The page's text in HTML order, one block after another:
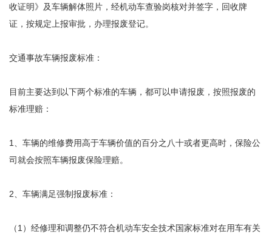
收证明》及车辆解体照片，经机动车查验岗核对并签字，回收牌
证，按规定上报审批，办理报废登记。
交通事故车辆报废标准：
目前主要达到以下两个标准的车辆，都可以申请报废，按照报废的
标准理赔：
1、车辆的维修费用高于车辆价值的百分之八十或者更高时，保险公
司就会按照车辆报废保险理赔。
2、车辆满足强制报废标准：
（1）经修理和调整仍不符合机动车安全技术国家标准对在用车有关